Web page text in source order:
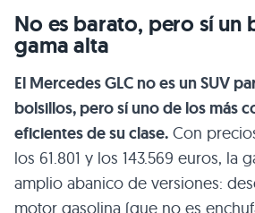
No es barato, pero sí un
gama alta
El Mercedes GLC no es un SUV
bolsillos, pero sí uno de los más
eficientes de su clase. Con
los 61.801 y los 143.569 euros, la
amplio abanico de versiones:
motor gasolina (que no es